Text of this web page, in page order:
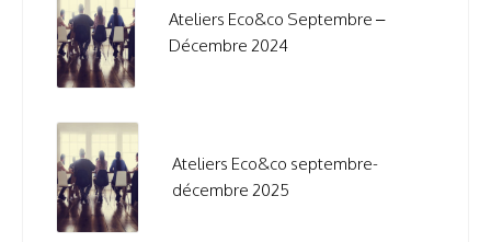
Ateliers Eco&co Septembre –
Décembre 2024
Ateliers Eco&co septembre-
décembre 2025